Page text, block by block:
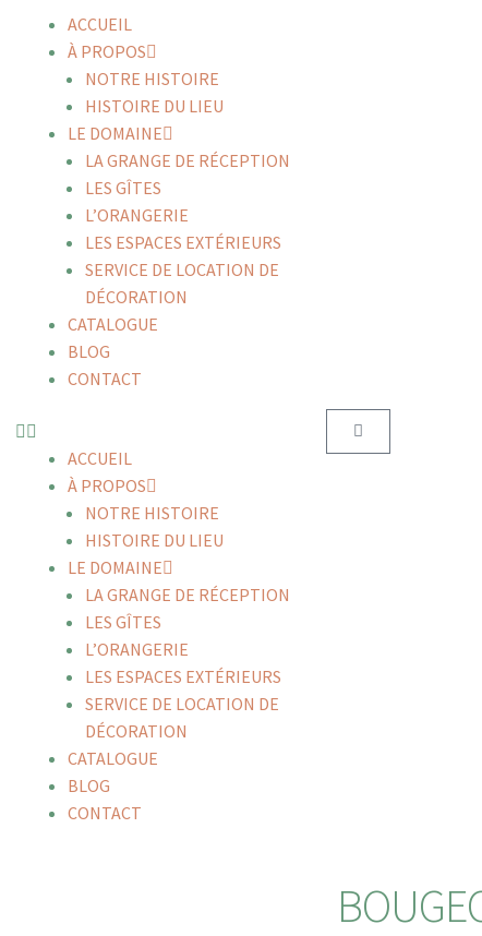
ACCUEIL
À PROPOS
NOTRE HISTOIRE
HISTOIRE DU LIEU
LE DOMAINE
LA GRANGE DE RÉCEPTION
LES GÎTES
L’ORANGERIE
LES ESPACES EXTÉRIEURS
SERVICE DE LOCATION DE
DÉCORATION
CATALOGUE
BLOG
CONTACT
ACCUEIL
À PROPOS
NOTRE HISTOIRE
HISTOIRE DU LIEU
LE DOMAINE
LA GRANGE DE RÉCEPTION
LES GÎTES
L’ORANGERIE
LES ESPACES EXTÉRIEURS
SERVICE DE LOCATION DE
DÉCORATION
CATALOGUE
BLOG
CONTACT